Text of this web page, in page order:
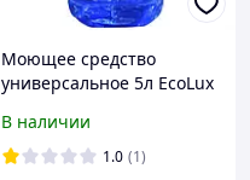
Моющее средство
универсальное 5л EcoLux
В наличии
1.0 (1)